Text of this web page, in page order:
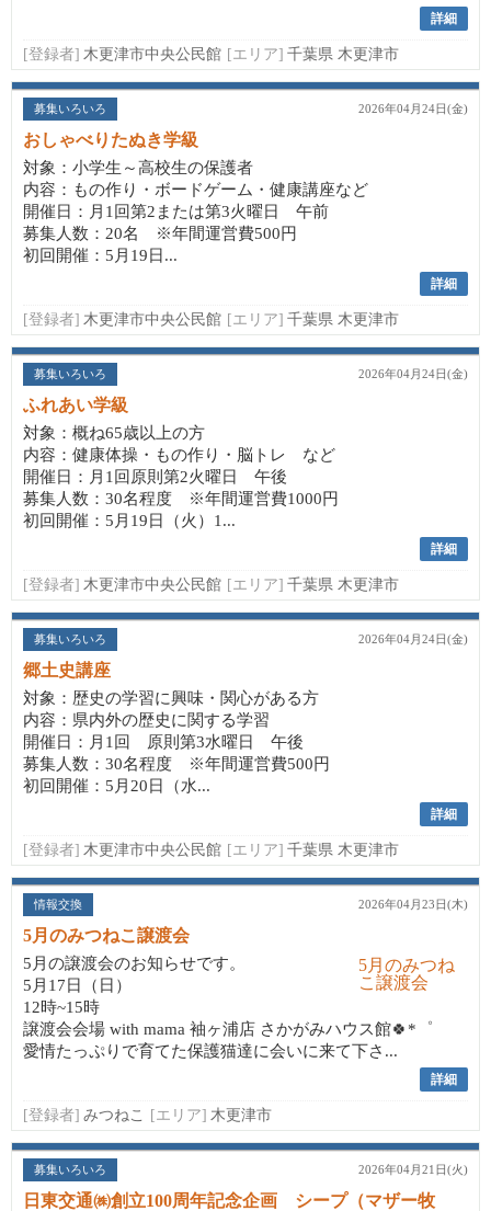
詳細
[登録者] 木更津市中央公民館 [エリア] 千葉県 木更津市
募集いろいろ 2026年04月24日(金)
おしゃべりたぬき学級
対象：小学生～高校生の保護者
内容：もの作り・ボードゲーム・健康講座など
開催日：月1回第2または第3火曜日 午前
募集人数：20名 ※年間運営費500円
初回開催：5月19日...
詳細
[登録者] 木更津市中央公民館 [エリア] 千葉県 木更津市
募集いろいろ 2026年04月24日(金)
ふれあい学級
対象：概ね65歳以上の方
内容：健康体操・もの作り・脳トレ など
開催日：月1回原則第2火曜日 午後
募集人数：30名程度 ※年間運営費1000円
初回開催：5月19日（火）1...
詳細
[登録者] 木更津市中央公民館 [エリア] 千葉県 木更津市
募集いろいろ 2026年04月24日(金)
郷土史講座
対象：歴史の学習に興味・関心がある方
内容：県内外の歴史に関する学習
開催日：月1回 原則第3水曜日 午後
募集人数：30名程度 ※年間運営費500円
初回開催：5月20日（水...
詳細
[登録者] 木更津市中央公民館 [エリア] 千葉県 木更津市
情報交換 2026年04月23日(木)
5月のみつねこ譲渡会
5月の譲渡会のお知らせです。
5月17日（日）
12時~15時
譲渡会会場 with mama 袖ヶ浦店 さかがみハウス館🍀*゜
愛情たっぷりで育てた保護猫達に会いに来て下さ...
詳細
[登録者] みつねこ [エリア] 木更津市
募集いろいろ 2026年04月21日(火)
日東交通㈱創立100周年記念企画 シープ（マザー牧